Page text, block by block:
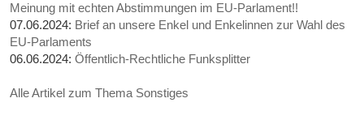
Meinung mit echten Abstimmungen im EU-Parlament!!
07.06.2024: Brief an unsere Enkel und Enkelinnen zur Wahl des
EU-Parlaments
06.06.2024:Öffentlich-Rechtliche Funksplitter
Alle Artikel zum Thema Sonstiges